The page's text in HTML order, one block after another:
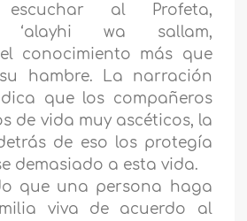
escuchar al Profeta,
‘alayhi wa sallam,
conocimiento más que
hambre. La narración
que los compañeros
de vida muy ascéticos, la
de eso los protegía
demasiado a esta vida.
que una persona haga
viva de acuerdo al